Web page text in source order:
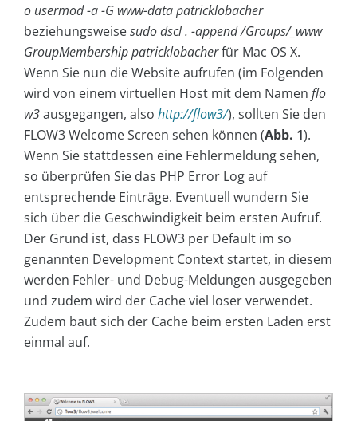
o usermod -a -G www-data patricklobacher
beziehungsweisesudo dscl . -append /Groups/_www
GroupMembership patricklobacherfür Mac OS X.
Wenn Sie nun die Website aufrufen (im Folgenden
wird von einem virtuellen Host mit dem Namen flo
w3ausgegangen, also http://flow3/), sollten Sie den
FLOW3 Welcome Screen sehen können (Abb. 1).
Wenn Sie stattdessen eine Fehlermeldung sehen,
so überprüfen Sie das PHP Error Log auf
entsprechende Einträge. Eventuell wundern Sie
sich über die Geschwindigkeit beim ersten Aufruf.
Der Grund ist, dass FLOW3 per Default im so
genannten Development Context startet, in diesem
werden Fehler- und Debug-Meldungen ausgegeben
und zudem wird der Cache viel loser verwendet.
Zudem baut sich der Cache beim ersten Laden erst
einmal auf.